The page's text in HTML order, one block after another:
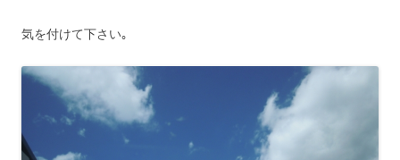
気を付けて下さい｡